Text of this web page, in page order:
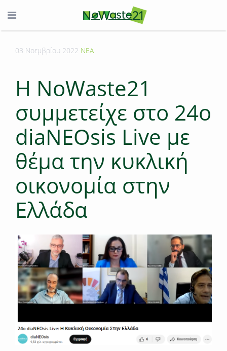
03 Νοεμβρίου 2022 ΝΕΑ
Η ΝοWaste21
συμμετείχε στο 24o
diaNEOsis Live με
θέμα την κυκλική
οικονομία στην
Ελλάδα